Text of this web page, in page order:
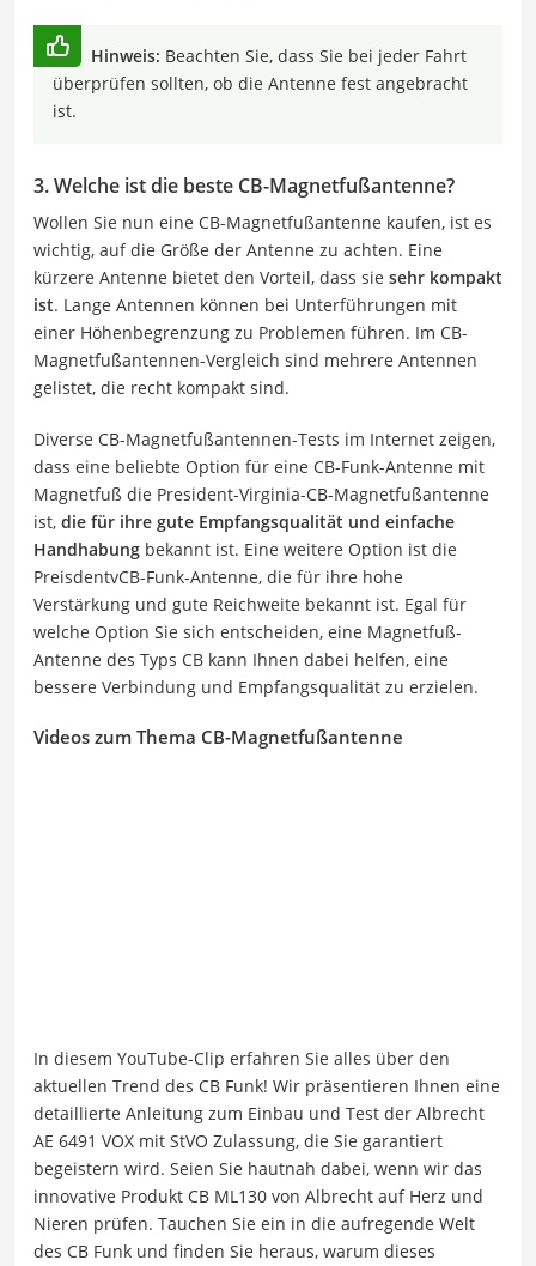
Hinweis: Beachten Sie, dass Sie bei jeder Fahrt
überprüfen sollten, ob die Antenne fest angebracht
ist.
3. Welche ist die beste CB-Magnetfußantenne?
Wollen Sie nun eine CB-Magnetfußantenne kaufen, ist es
wichtig, auf die Größe der Antenne zu achten. Eine
kürzere Antenne bietet den Vorteil, dass sie sehr kompakt
ist. Lange Antennen können bei Unterführungen mit
einer Höhenbegrenzung zu Problemen führen. Im CB-
Magnetfußantennen-Vergleich sind mehrere Antennen
gelistet, die recht kompakt sind.
Diverse CB-Magnetfußantennen-Tests im Internet zeigen,
dass eine beliebte Option für eine CB-Funk-Antenne mit
Magnetfuß die President-Virginia-CB-Magnetfußantenne
ist, die für ihre gute Empfangsqualität und einfache
Handhabung bekannt ist. Eine weitere Option ist die
PreisdentvCB-Funk-Antenne, die für ihre hohe
Verstärkung und gute Reichweite bekannt ist. Egal für
welche Option Sie sich entscheiden, eine Magnetfuß-
Antenne des Typs CB kann Ihnen dabei helfen, eine
bessere Verbindung und Empfangsqualität zu erzielen.
Videos zum Thema CB-Magnetfußantenne
In diesem YouTube-Clip erfahren Sie alles über den
aktuellen Trend des CB Funk! Wir präsentieren Ihnen eine
detaillierte Anleitung zum Einbau und Test der Albrecht
AE 6491 VOX mit StVO Zulassung, die Sie garantiert
begeistern wird. Seien Sie hautnah dabei, wenn wir das
innovative Produkt CB ML130 von Albrecht auf Herz und
Nieren prüfen. Tauchen Sie ein in die aufregende Welt
des CB Funk und finden Sie heraus, warum dieses